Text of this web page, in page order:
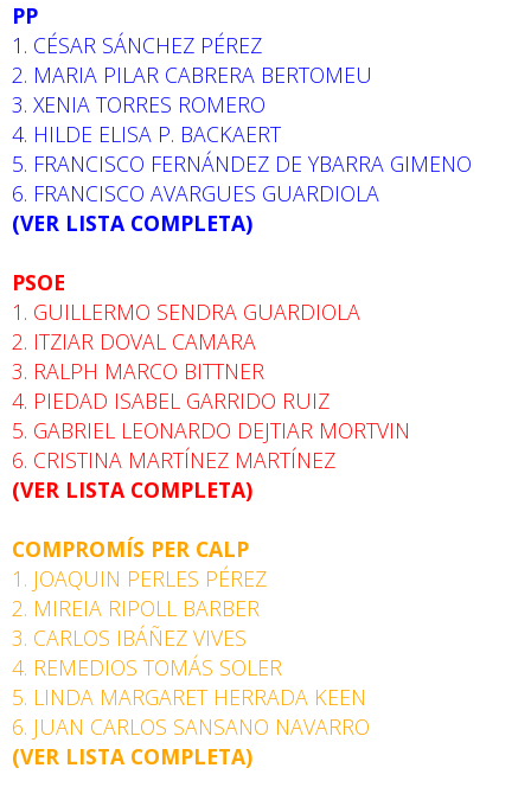
PP
1. CÉSAR SÁNCHEZ PÉREZ
2. MARIA PILAR CABRERA BERTOMEU
3. XENIA TORRES ROMERO
4. HILDE ELISA P. BACKAERT
5. FRANCISCO FERNÁNDEZ DE YBARRA GIMENO
6. FRANCISCO AVARGUES GUARDIOLA
(VER LISTA COMPLETA)
PSOE
1. GUILLERMO SENDRA GUARDIOLA
2. ITZIAR DOVAL CAMARA
3. RALPH MARCO BITTNER
4. PIEDAD ISABEL GARRIDO RUIZ
5. GABRIEL LEONARDO DEJTIAR MORTVIN
6. CRISTINA MARTÍNEZ MARTÍNEZ
(VER LISTA COMPLETA)
COMPROMÍS PER CALP
1. JOAQUIN PERLES PÉREZ
2. MIREIA RIPOLL BARBER
3. CARLOS IBÁÑEZ VIVES
4. REMEDIOS TOMÁS SOLER
5. LINDA MARGARET HERRADA KEEN
6. JUAN CARLOS SANSANO NAVARRO
(VER LISTA COMPLETA)